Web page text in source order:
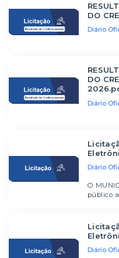
Diário
DO
Diário
DO
Diário
O
público
Diário